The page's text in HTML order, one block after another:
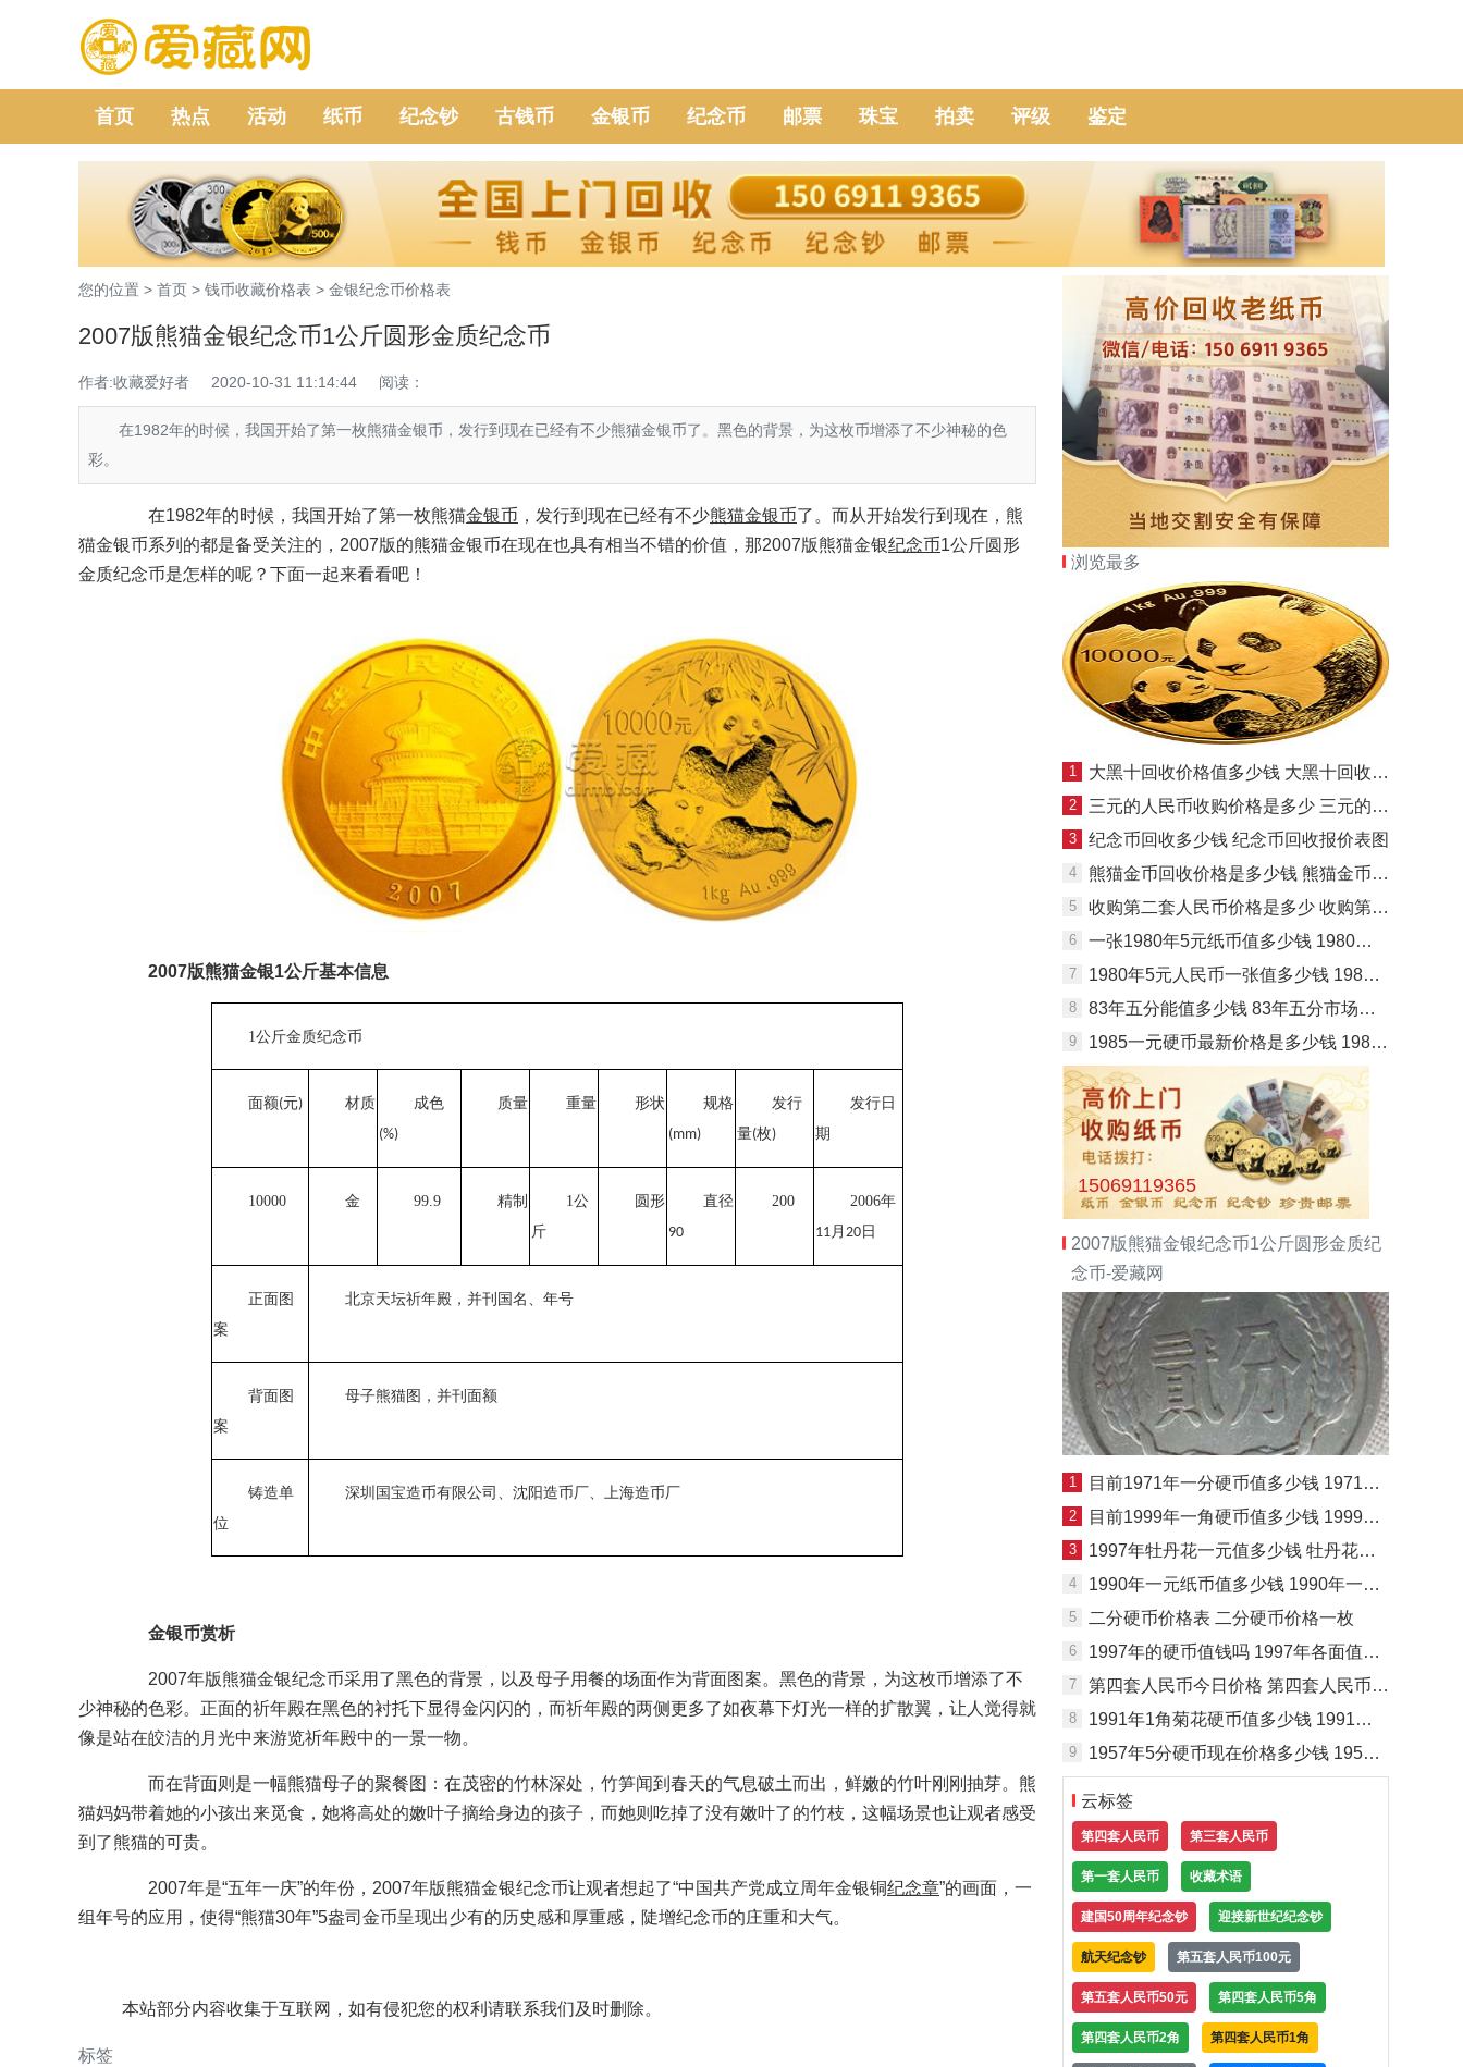
首页 热点 活动 纸币 纪念钞 古钱币 金银币 纪念币 邮票 珠宝 拍卖 评级 鉴定
您的位置 > 首页 > 钱币收藏价格表 > 金银纪念币价格表
2007版熊猫金银纪念币1公斤圆形金质纪念币
作者:收藏爱好者 2020-10-31 11:14:44 阅读：
在1982年的时候，我国开始了第一枚熊猫金银币，发行到现在已经有不少熊猫金银币了。黑色的背景，为这枚币增添了不少神秘的色
彩。
在1982年的时候，我国开始了第一枚熊猫金银币 ，发行到现在已经有不少熊猫金银币了。而从开始发行到现在，熊
猫金银币系列的都是备受关注的，2007版的熊猫金银币在现在也具有相当不错的价值，那2007版熊猫金银纪念币1公斤圆形
金质纪念币是怎样的呢？下面一起来看看吧！
2007版熊猫金银1公斤基本信息
1公斤金质纪念币
面额(元) 材质
成色
(%)
质量 重量 形状
规格
(mm)
发行
量(枚)
发行日
期
10000 金 99.9 精制 1公
斤
圆形
直径
90
200 2006年
11月 20 日
正面图
案
北京天坛祈年殿，并刊国名、年号
背面图
案
母子熊猫图，并刊面额
铸造单
位
深圳国宝造币有限公司、沈阳造币厂、上海造币厂
金银币赏析
2007年版熊猫金银纪念币采用了黑色的背景，以及母子用餐的场面作为背面图案。黑色的背景，为这枚币增添了不
少神秘的色彩。正面的祈年殿在黑色的衬托下显得金闪闪的，而祈年殿的两侧更多了如夜幕下灯光一样的扩散翼，让人觉得就
像是站在皎洁的月光中来游览祈年殿中的一景一物。
而在背面则是一幅熊猫母子的聚餐图：在茂密的竹林深处，竹笋闻到春天的气息破土而出，鲜嫩的竹叶刚刚抽芽。熊
猫妈妈带着她的小孩出来觅食，她将高处的嫩叶子摘给身边的孩子，而她则吃掉了没有嫩叶了的竹枝，这幅场景也让观者感受
到了熊猫的可贵。
2007年是“五年一庆”的年份，2007年版熊猫金银纪念币让观者想起了“中国共产党成立周年金银铜纪念章”的画面，一
组年号的应用，使得“熊猫30年”5盎司金币呈现出少有的历史感和厚重感，陡增纪念币的庄重和大气。
本站部分内容收集于互联网，如有侵犯您的权利请联系我们及时删除。
标签
浏览最多
1 大黑十回收价格值多少钱 大黑十回收价格一览表
2 三元的人民币收购价格是多少 三元的人民币收购最新价格表
3 纪念币回收多少钱 纪念币回收报价表图
4 熊猫金币回收价格是多少钱 熊猫金币回收价格表一览
5 收购第二套人民币价格是多少 收购第二套人民币最新价格表
6 一张1980年5元纸币值多少钱 1980年5元纸币图片介绍
7 1980年5元人民币一张值多少钱 1980年5元人民币收藏价格表
8 83年五分能值多少钱 83年五分市场价格
9 1985一元硬币最新价格是多少钱 1985一元硬币图片及价格表
15069119365
2007版熊猫金银纪念币1公斤圆形金质纪
念币-爱藏网
1 目前1971年一分硬币值多少钱 1971年一分硬币最新价目一览表
2 目前1999年一角硬币值多少钱 1999年一角硬币回收价目表一览
3 1997年牡丹花一元值多少钱 牡丹花一元哪个年份的值钱
4 1990年一元纸币值多少钱 1990年一元纸币票面设计
5 二分硬币价格表 二分硬币价格一枚
6 1997年的硬币值钱吗 1997年各面值硬币值多少钱
7 第四套人民币今日价格 第四套人民币单张市价
8 1991年1角菊花硬币值多少钱 1991年1角菊花硬币最新报价表
9 1957年5分硬币现在价格多少钱 1957年5分硬币最新报价一览表
云标签
第四套人民币 第三套人民币
第一套人民币 收藏术语
建国50周年纪念钞 迎接新世纪纪念钞
航天纪念钞 第五套人民币100元
第五套人民币50元 第四套人民币5角
第四套人民币2角 第四套人民币1角